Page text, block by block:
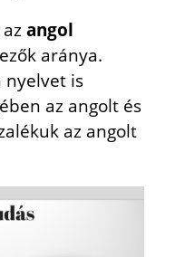
angol
aránya.
nyelvet is
az angolt és
az angolt